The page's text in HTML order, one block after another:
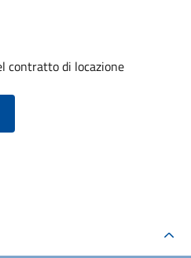
contratto di locazione